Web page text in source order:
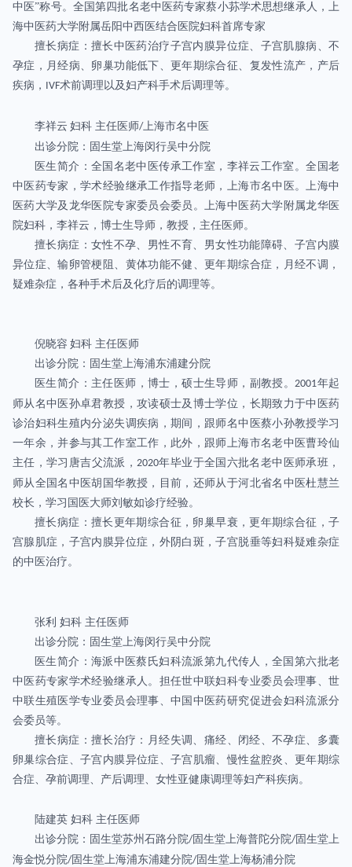
中医”称号。全国第四批名老中医药专家蔡小荪学术思想继承人，上
海中医药大学附属岳阳中西医结合医院妇科首席专家
擅长病症：擅长中医药治疗子宫内膜异位症、子宫肌腺病、不
孕症，月经病、卵巢功能低下、更年期综合征、复发性流产，产后
疾病， IVF术前调理以及妇产科手术后调理等。
李祥云 妇科 主任医师/上海市名中医
出诊分院：固生堂上海闵行吴中分院
医生简介：全国名老中医传承工作室，李祥云工作室。全国老
中医药专家，学术经验继承工作指导老师，上海市名中医。上海中
医药大学及龙华医院专家委员会委员。上海中医药大学附属龙华医
院妇科，李祥云，博士生导师，教授，主任医师。
擅长病症：女性不孕、男性不育、男女性功能障碍、子宫内膜
异位症、输卵管梗阻、黄体功能不健、更年期综合症，月经不调，
疑难杂症，各种手术后及化疗后的调理等。
倪晓容 妇科 主任医师
出诊分院：固生堂上海浦东浦建分院
医生简介：主任医师，博士，硕士生导师，副教授。2001年起
师从名中医孙卓君教授，攻读硕士及博士学位，长期致力于中医药
诊治妇科生殖内分泌失调疾病，期间，跟师名中医蔡小孙教授学习
一年余，并参与其工作室工作，此外，跟师上海市名老中医曹玲仙
主任，学习唐吉父流派，2020年毕业于全国六批名老中医师承班，
师从全国名中医胡国华教授，目前，还师从于河北省名中医杜慧兰
校长，学习国医大师刘敏如诊疗经验。
擅长病症：擅长更年期综合征，卵巢早衰，更年期综合征，子
宫腺肌症，子宫内膜异位症，外阴白斑，子宫脱垂等妇科疑难杂症
的中医治疗。
张利 妇科 主任医师
出诊分院：固生堂上海闵行吴中分院
医生简介：海派中医蔡氏妇科流派第九代传人，全国第六批老
中医药专家学术经验继承人。担任世中联妇科专业委员会理事、世
中联生殖医学专业委员会理事、中国中医药研究促进会妇科流派分
会委员等。
擅长病症：擅长治疗：月经失调、痛经、闭经、不孕症、多囊
卵巢综合症、子宫内膜异位症、子宫肌瘤、慢性盆腔炎、更年期综
合症、孕前调理、产后调理、女性亚健康调理等妇产科疾病。
陆建英 妇科 主任医师
出诊分院：固生堂苏州石路分院/固生堂上海普陀分院/固生堂上
海金悦分院/固生堂上海浦东浦建分院/固生堂上海杨浦分院